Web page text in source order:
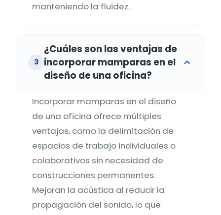
manteniendo la fluidez.
3
¿Cuáles son las ventajas de
incorporar mamparas en el
diseño de una oficina?
Incorporar mamparas en el diseño
de una oficina ofrece múltiples
ventajas, como la delimitación de
espacios de trabajo individuales o
colaborativos sin necesidad de
construcciones permanentes.
Mejoran la acústica al reducir la
propagación del sonido, lo que